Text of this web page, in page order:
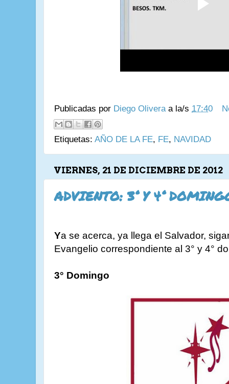
Publicadas por Diego Olivera a la/s 17:40
Etiquetas: AÑO DE LA FE, FE, NAVIDAD
VIERNES, 21 DE DICIEMBRE DE 2012
ADVIENTO: 3° Y 4°
Ya se acerca, ya llega el Salvador,
Evangelio correspondiente al 3° y 4°
3° Domingo